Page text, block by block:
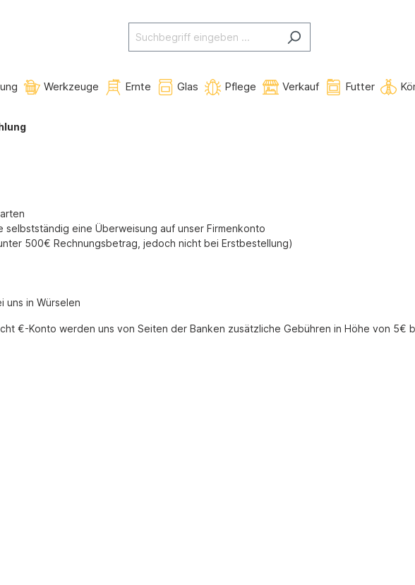
Werkzeuge Ernte Glas Pflege Verkauf Futter
selbstständig eine Überweisung auf unser Firmenkonto
500€ Rechnungsbetrag, jedoch nicht bei Erstbestellung)
uns in Würselen
€-Konto werden uns von Seiten der Banken zusätzliche Gebühren in Höhe von 5€